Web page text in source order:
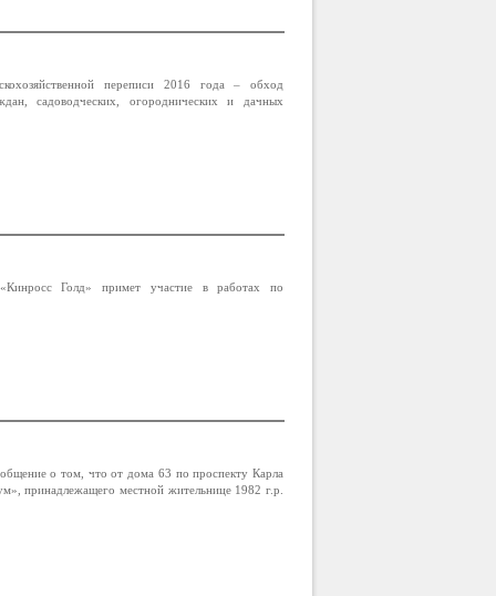
переписи 2016 года – обход
садоводческих, огороднических и дачных
Голд» примет участие в работах по
о том, что от дома 63 по проспекту Карла
принадлежащего местной жительнице 1982 г.р.